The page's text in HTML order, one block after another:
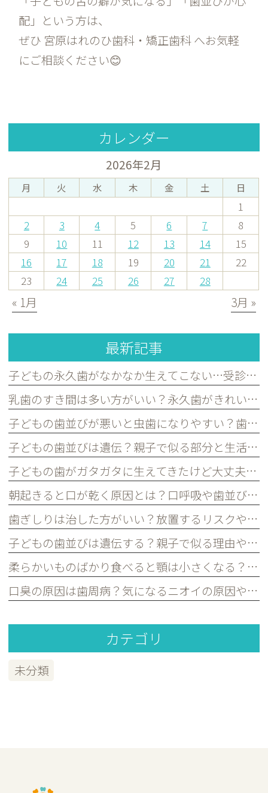
配」という方は、
ぜひ 宮原はれのひ歯科・矯正歯科 へお気軽
にご相談ください😊
カレンダー
2026年2月
月 火 水 木 金 土 日
1
2
3 4 5 6 7
8
9
10 11 12 13 14
15
16
17 18 19 20 21
22
23
24 25 26 27 28
« 1月 3月 »
最新記事
子どもの永久歯がなかなか生えてこない…受診した方がよいケースを歯科医が解説｜宮原・さいたま市北区の歯医者
乳歯のすき間は多い方がいい？永久歯がきれいに並ぶために必要な理由を歯科医が解説｜宮原・さいたま市北区の歯医者
子どもの歯並びが悪いと虫歯になりやすい？歯並びとお口の健康の関係を歯科医が解説｜宮原・さいたま市北区の歯医者
子どもの歯並びは遺伝？親子で似る部分と生活習慣で変えられる部分を歯科医が解説｜宮原・さいたま市北区の歯医者
子どもの歯がガタガタに生えてきたけど大丈夫？永久歯の歯並びについて歯科医が解説｜宮原・さいたま市北区の歯医者
朝起きると口が乾く原因とは？口呼吸や歯並びとの関係を歯科医が解説｜宮原・さいたま市北区の歯医者
歯ぎしりは治した方がいい？放置するリスクや原因を歯科医が解説｜宮原・さいたま市北区の歯医者
子どもの歯並びは遺伝する？親子で似る理由や予防できるポイントを歯科医が解説｜宮原・さいたま市北区の歯医者
柔らかいものばかり食べると顎は小さくなる？子どもの歯並びとの関係を歯科医が解説｜宮原・さいたま市北区の歯医者
口臭の原因は歯周病？気になるニオイの原因や対策を歯科医が解説｜宮原・さいたま市北区の歯医者
カテゴリ
未分類